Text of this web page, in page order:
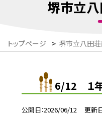
堺市立
トップページ > 堺市立八田
6/12 １
公開日 2026/06/12 更新